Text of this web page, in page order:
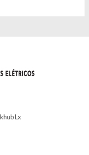
Lx